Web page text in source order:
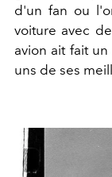
d'un fan ou
voiture avec
avion ait fait
uns de ses